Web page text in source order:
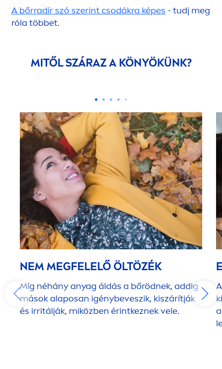
A bőrradír szó szerint csodákra képes - tudj meg
róla többet.
MITŐL SZÁRAZ A KÖNYÖKÜNK?
NEM MEGFELELŐ ÖLTÖZÉK
Míg néhány anyag áldás a bőrödnek, addig
mások alaposan igénybeveszik, kiszárítják
és irritálják, miközben érintkeznek vele.